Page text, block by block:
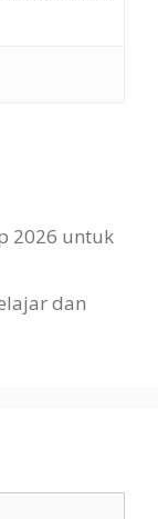
2026 untuk
dan